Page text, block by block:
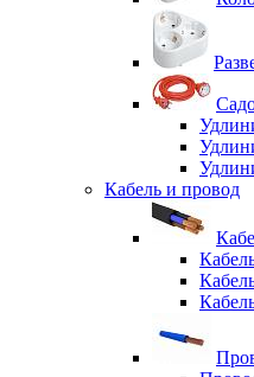
Кабель и провод